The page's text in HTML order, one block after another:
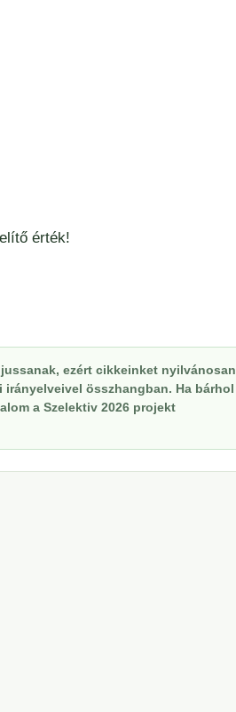
érték!
ezért cikkeinket nyilvánosan
összhangban. Ha bárhol
a Szelektiv 2026 projekt